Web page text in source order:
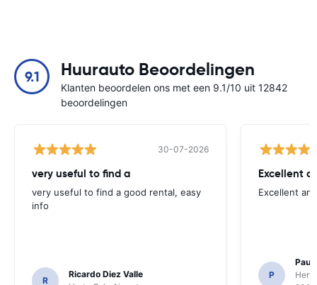
9.1 Huurauto Beoordelingen
Klanten beoordelen ons met een 9.1/10 uit 12842
beoordelingen
30-07-2026
very useful to find a
very useful to find a good rental, easy
info
R
Ricardo Diez Valle
Excellent
Excellent
P
Paul